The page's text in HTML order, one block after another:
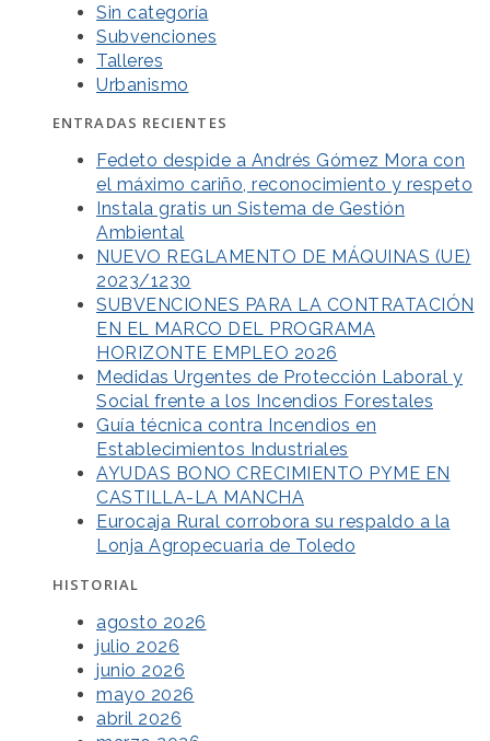
Sin categoría
Subvenciones
Talleres
Urbanismo
ENTRADAS RECIENTES
Fedeto despide a Andrés Gómez Mora con
el máximo cariño, reconocimiento y respeto
Instala gratis un Sistema de Gestión
Ambiental
NUEVO REGLAMENTO DE MÁQUINAS (UE)
2023/1230
SUBVENCIONES PARA LA CONTRATACIÓN
EN EL MARCO DEL PROGRAMA
HORIZONTE EMPLEO 2026
Medidas Urgentes de Protección Laboral y
Social frente a los Incendios Forestales
Guía técnica contra Incendios en
Establecimientos Industriales
AYUDAS BONO CRECIMIENTO PYME EN
CASTILLA-LA MANCHA
Eurocaja Rural corrobora su respaldo a la
Lonja Agropecuaria de Toledo
HISTORIAL
agosto 2026
julio 2026
junio 2026
mayo 2026
abril 2026